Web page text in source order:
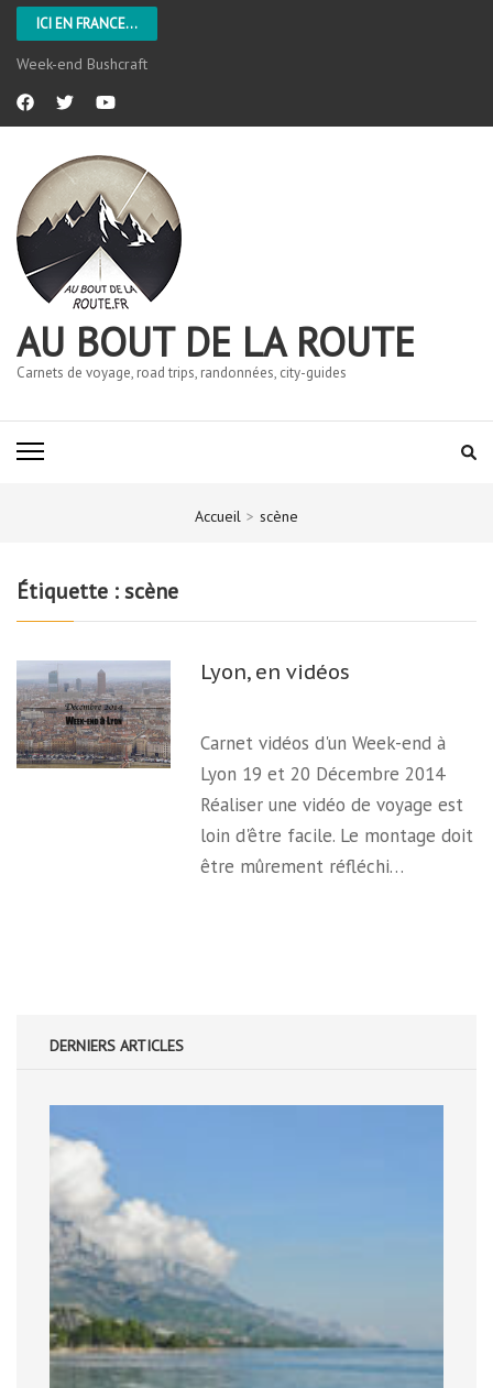
ICI EN FRANCE...
Week-end Bushcraft
AU BOUT DE LA ROUTE
Carnets de voyage, road trips, randonnées, city-guides
Accueil > scène
Étiquette :scène
Lyon, en vidéos
Carnet vidéos d'un Week-end à
Lyon 19 et 20 Décembre 2014
Réaliser une vidéo de voyage est
loin d'être facile. Le montage doit
être mûrement réfléchi…
DERNIERS ARTICLES